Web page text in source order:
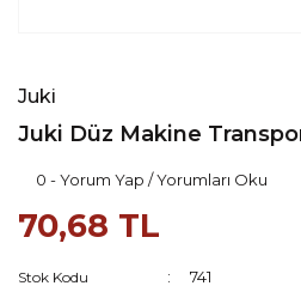
Juki
Juki Düz Makine
0 - Yorum Yap / Yorumları Oku
70,68 TL
Stok Kodu 741